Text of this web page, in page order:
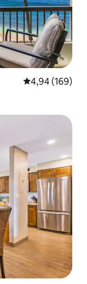
4,94 de uma
4,94 (169)